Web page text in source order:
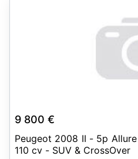
9 800 €
Peugeot 2008 II - 5p Allure
110 cv - SUV & CrossOver